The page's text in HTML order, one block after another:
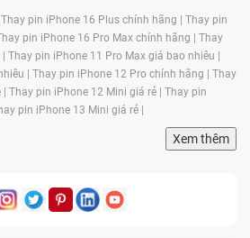
Thay pin iPhone 16 Plus chính hãng | Thay pin
pin iPhone 16 Pro Max chính hãng | Thay
Thay pin iPhone 11 Pro Max giá bao nhiêu |
| Thay pin iPhone 12 Pro chính hãng | Thay
Thay pin iPhone 12 Mini giá rẻ | Thay pin
pin iPhone 13 Mini giá rẻ |
Xem thêm